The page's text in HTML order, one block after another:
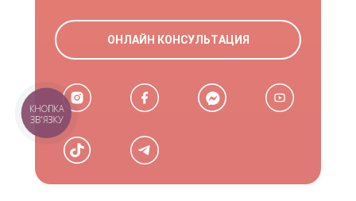
ОНЛАЙН КОНСУЛЬТАЦИЯ
КНОПКА
ЗВ'ЯЗКУ